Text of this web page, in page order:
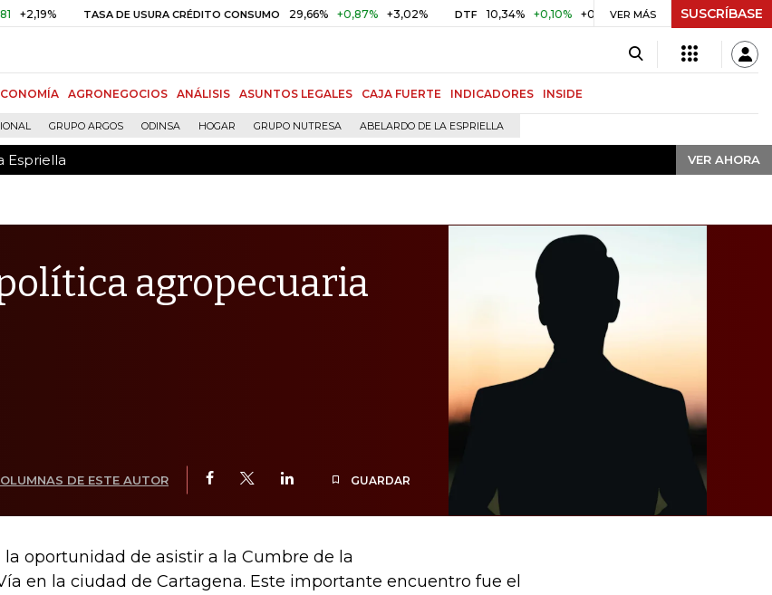
TASA DE USURA CRÉDITO CONSUMO 29,66% +0,87% +3,02% DTF 10,34% +0,10% +0,98% UVR $ 416,91 +$ 0,05 +0,01%
VER MÁS SUSCRÍBASE
AGRONEGOCIOS ANÁLISIS ASUNTOS LEGALES CAJA FUERTE INDICADORES INSIDE
GRUPO ARGOS ODINSA HOGAR GRUPO NUTRESA ABELARDO DE LA ESPRIELLA
Espriella VER AHORA
VER AHORA
agropecuaria
DE ESTE AUTOR GUARDAR
la oportunidad de asistir a la Cumbre de la
en la ciudad de Cartagena. Este importante encuentro fue el